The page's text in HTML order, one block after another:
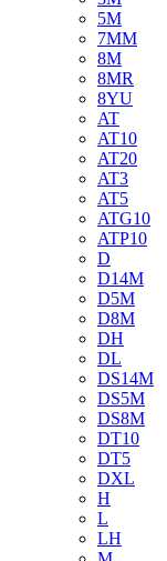
5M
7MM
8M
8MR
8YU
AT
AT10
AT20
AT3
AT5
ATG10
ATP10
D
D14M
D5M
D8M
DH
DL
DS14M
DS5M
DS8M
DT10
DT5
DXL
H
L
LH